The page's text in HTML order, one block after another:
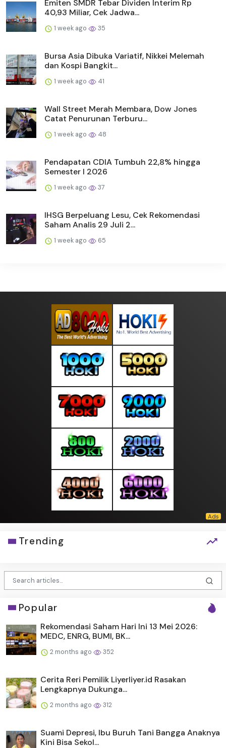
Emiten SMDR Tebar Dividen Interim Rp
40,93 Miliar, Cek Jadwa...
1 week ago 35
Bursa Asia Dibuka Variatif, Nikkei Melemah
dan Kospi Bangkit...
1 week ago 41
Wall Street Merah Membara, Dow Jones
Catat Penurunan Terburu...
1 week ago 48
Pendapatan CDIA Tumbuh 22,8% hingga
Semester I 2026
1 week ago 37
IHSG Berpeluang Lesu, Cek Rekomendasi
Saham Analis 29 Juli 2...
1 week ago 65
Trending
Popular
Rekomendasi Saham Hari Ini 13 Mei 2026:
MEDC, ENRG, BUMI, BK...
2 months ago 352
Cerita Reri Pemilik Liyerliyer.id Rasakan
Lengkapnya Dukunga...
2 months ago 312
Suami Depresi, Ibu Buruh Tani Bangga Anaknya
Kini Bisa Sekol...